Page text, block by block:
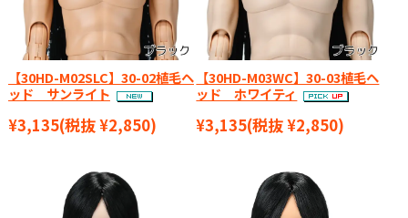
【30HD-M02SLC】30-02植毛ヘ
ッド サンライト
¥3,135(税抜 ¥2,850)
【30HD-M03WC】30-03植毛ヘ
ッド ホワイティ
¥3,135(税抜 ¥2,850)